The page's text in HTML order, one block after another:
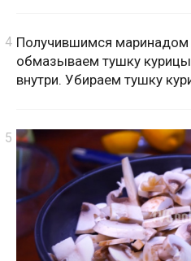
Получившимся
обмазываем тушку
внутри. Убираем тушку